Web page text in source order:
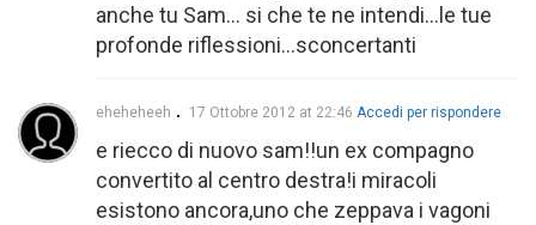
anche tu Sam… si che te ne intendi…le tue
profonde riflessioni…sconcertanti
eheheheeh 17 Ottobre 2012 at 22:46 Accedi per rispondere
e riecco di nuovo sam!!un ex compagno
convertito al centro destra!i miracoli
esistono ancora,uno che zeppava i vagoni